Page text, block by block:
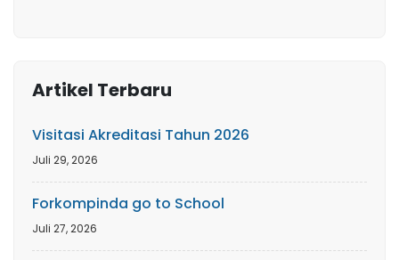
Artikel Terbaru
Visitasi Akreditasi Tahun 2026
Juli 29, 2026
Forkompinda go to School
Juli 27, 2026